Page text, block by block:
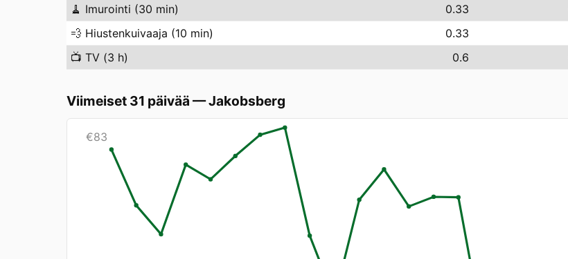
🧹 Imurointi (30 min) 0.33
💨 Hiustenkuivaaja (10 min) 0.33
📺 TV (3 h) 0.6
Viimeiset 31 päivää —Jakobsberg
€83